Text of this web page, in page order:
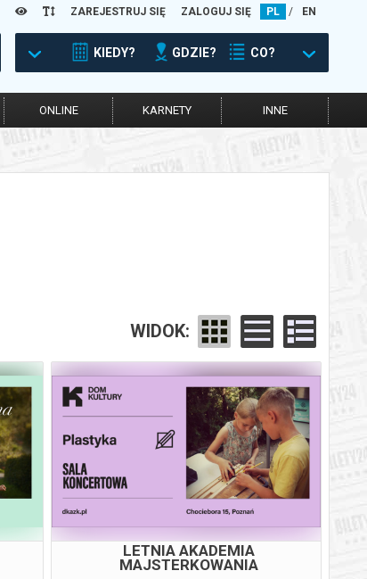
ZAREJESTRUJ SIĘ ZALOGUJ SIĘ PL / EN
KIEDY? GDZIE? CO?
ONLINE KARNETY INNE
WIDOK:
LETNIA AKADEMIA
MAJSTERKOWANIA